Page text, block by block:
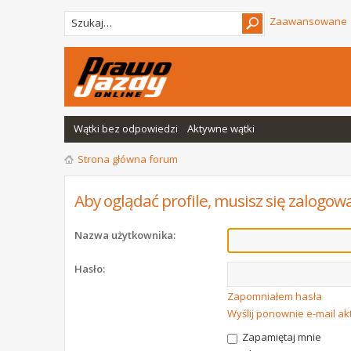
Zaawansowane
Wątki bez odpowiedzi Aktywne wątki
Strona główna forum
Aby oglądać profile, musisz się
Nazwa użytkownika:
Hasło:
Zapomniałem hasła
Wyślij ponownie e-mail
Zapamiętaj mnie